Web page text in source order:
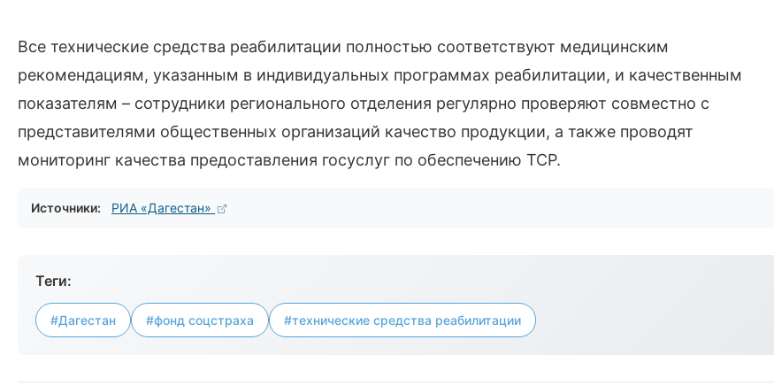
Все технические средства реабилитации полностью соответствуют медицинским
рекомендациям, указанным в индивидуальных программах реабилитации, и качественным
показателям – сотрудники регионального отделения регулярно проверяют совместно с
представителями общественных организаций качество продукции, а также проводят
мониторинг качества предоставления госуслуг по обеспечению ТСР.
Источники: РИА «Дагестан»
Теги:
#Дагестан #фонд соцстраха #технические средства реабилитации